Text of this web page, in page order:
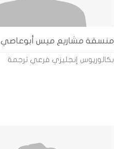
منسقة مشاريع ميس أبوعاصي
بكالوريوس إنجليزي فرعي ترجمة